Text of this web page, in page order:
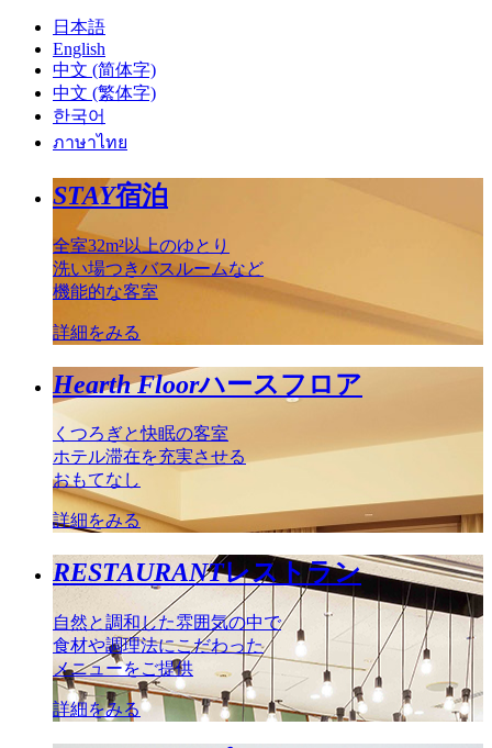
日本語
English
中文 (简体字)
中文 (繁体字)
한국어
ภาษาไทย
STAY宿泊
全室32m²以上のゆとり
洗い場つきバスルームなど
機能的な客室
詳細をみる
Hearth Floorハースフロア
くつろぎと快眠の客室
ホテル滞在を充実させる
おもてなし
詳細をみる
RESTAURANTレストラン
自然と調和した雰囲気の中で
食材や調理法にこだわった
メニューをご提供
詳細をみる